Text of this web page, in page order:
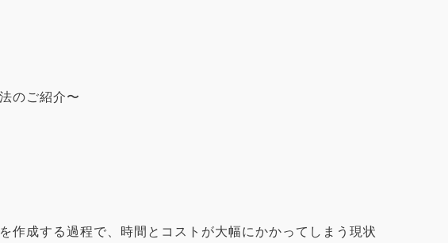
のご紹介〜
作成する過程で、時間とコストが大幅にかかってしまう現状